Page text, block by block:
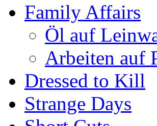
Family Affairs
Öl auf
Arbeiten auf
Dressed to Kill
Strange Days